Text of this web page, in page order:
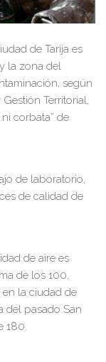
de Tarija es
la zona del
según
Territorial,
corbata” de
de laboratorio,
de calidad de
de aire es
de los 100,
en la ciudad de
del pasado San
180.